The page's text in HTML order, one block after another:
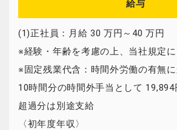
給与
(1)正社員：月給 30 万円～40 万円
※経験・年齢を考慮の上、当社規定に
※固定残業代含：時間外労働の有無
10時間分の時間外手当として 19,894
超過分は別途支給
〈初年度年収〉